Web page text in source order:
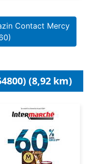
Contact Mercy
(8,92 km)